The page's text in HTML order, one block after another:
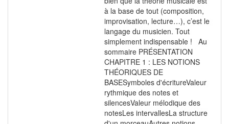
à la base de tout (composition,
improvisation, lecture…), c’est le
langage du musicien. Tout
simplement indispensable ! Au
sommaire PRÉSENTATION
CHAPITRE 1 : LES NOTIONS
THÉORIQUES DE
BASESymboles d'écritureValeur
rythmique des notes et
silencesValeur mélodique des
notesLes intervallesLa structure